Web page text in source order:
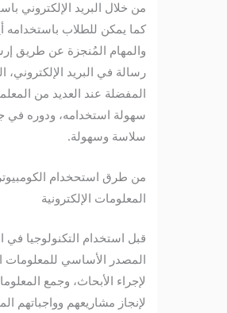
من خلال البريد الإلكتروني
كما يمكن للطلاب باستخدامه أيضًا
والمهام المُنجزة عن طريق
رسالة في البريد الإلكتروني، الذي
المفضلة عند العديد من المعلمين
سهولة استخدامه، ودوره في جعل
سلاسة وسهولة.
من طرق استحخدام الكومبيوتر في
المعلومات الإلكترونية
قبل استخدام التكنولوجيا في
المصدر الأساسي للمعلومات التي
لإجراء الأبحاث، وجمع المعلومات
لإنجاز مشاريعهم وواجباتهم